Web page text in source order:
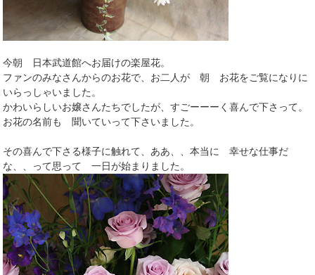
今朝 日本武道館へお届けの楽屋花。
ファンのみなさんからのお花で、お二人が 朝 お花をご覧になりに
いらっしゃいました。
かわいらしいお嬢さんたちでしたが、すごーーーく喜んで下さって。
お花の名前も 聞いていって下さいました。
その喜んで下さる様子に触れて、ああ、、本当に 幸せな仕事だ
な、、って思って 一日が始まりました。